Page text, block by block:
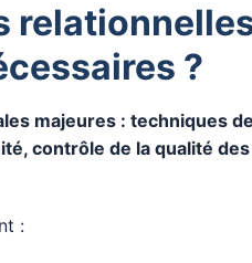
?
majeures : techniques
contrôle de la qualité
: